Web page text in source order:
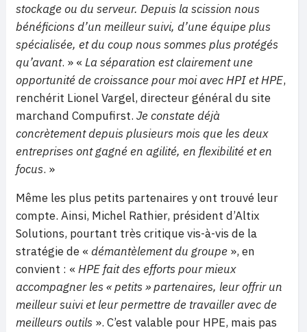
stockage ou du serveur. Depuis la scission nous
bénéficions d’un meilleur suivi, d’une équipe plus
spécialisée, et du coup nous sommes plus protégés
qu’avant. » « La séparation est clairement une
opportunité de croissance pour moi avec HPI et HPE,
renchérit Lionel Vargel, directeur général du site
marchand Compufirst. Je constate déjà
concrètement depuis plusieurs mois que les deux
entreprises ont gagné en agilité, en flexibilité et en
focus. »
Même les plus petits partenaires y ont trouvé leur
compte. Ainsi, Michel Rathier, président d’Altix
Solutions, pourtant très critique vis-à-vis de la
stratégie de « démantèlement du groupe », en
convient : « HPE fait des efforts pour mieux
accompagner les « petits » partenaires, leur offrir un
meilleur suivi et leur permettre de travailler avec de
meilleurs outils ». C’est valable pour HPE, mais pas